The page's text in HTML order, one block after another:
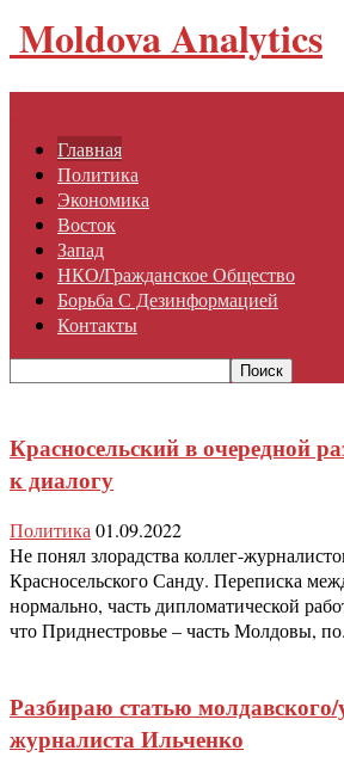
Moldova Analytics
Главная
Политика
Экономика
Восток
Запад
НКО/гражданское Общество
Борьба С Дезинформацией
Контакты
Красносельский в очередной
к диалогу
Политика01.09.2022
Не понял злорадства коллег-
Красносельского Санду. Переписка
нормально, часть дипломатической
что Приднестровье – часть Молдовы,
Разбираю статью
журналиста Ильченко